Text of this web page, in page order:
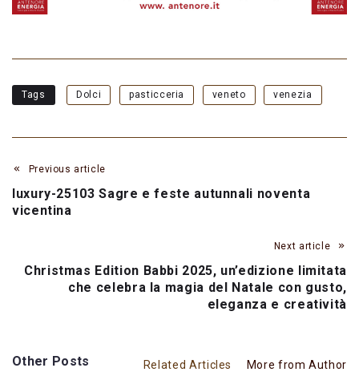
Tags Dolci pasticceria veneto venezia
Previous article
luxury-25103 Sagre e feste autunnali noventa
vicentina
Next article
Christmas Edition Babbi 2025, un’edizione limitata
che celebra la magia del Natale con gusto,
eleganza e creatività
Other Posts Related Articles More from Author